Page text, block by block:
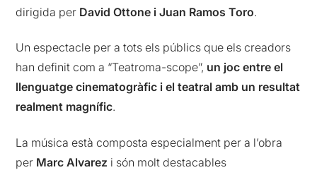
dirigida per David Ottone i Juan Ramos Toro.
Un espectacle per a tots els públics que els creadors
han definit com a “Teatroma-scope”, un joc entre el
llenguatge cinematogràfic i el teatral amb un resultat
realment magnífic.
La música està composta especialment per a l’obra
per Marc Alvarez i són molt destacables